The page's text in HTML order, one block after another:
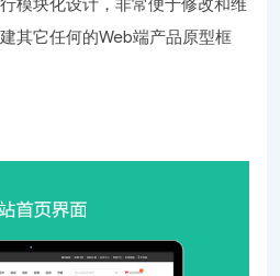
模块化设计，非常便于修改和维
其它任何的Web端产品原型框